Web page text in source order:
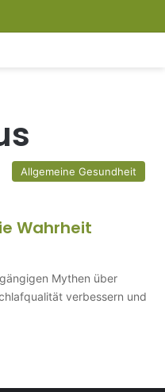
Allgemeine Gesundheit
Wahrheit
Mythen über
verbessern und